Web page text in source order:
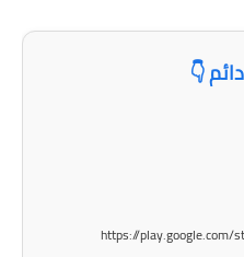
المرحلة الابتدائية
مرشحات
👇
https://play.google.com/